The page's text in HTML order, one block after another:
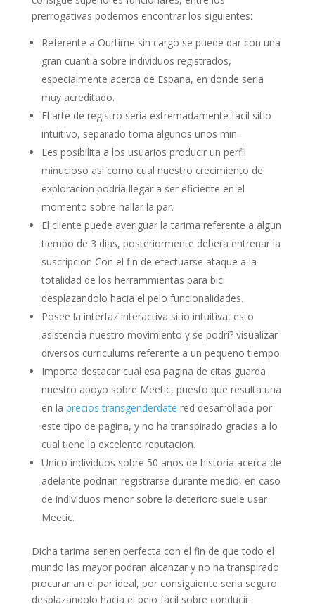
prerrogativas podemos encontrar los siguientes:
Referente a Ourtime sin cargo se puede dar con una
gran cuanti­a sobre individuos registrados,
especialmente acerca de Espana, en donde seri­a
muy acreditado.
El arte de registro seri­a extremadamente facil sitio
intuitivo, separado toma algunos unos min..
Les posibilita a los usuarios producir un perfil
minucioso asi­ como cual nuestro crecimiento de
exploracion podri­a llegar a ser eficiente en el
momento sobre hallar la par.
El cliente puede averiguar la tarima referente a algun
tiempo de 3 dias, posteriormente debera entrenar la
suscripcion Con el fin de efectuarse ataque a la
totalidad de los herrammientas para bici
desplazandolo hacia el pelo funcionalidades.
Posee la interfaz interactiva sitio intuitiva, esto
asistencia nuestro movimiento y se podri? visualizar
diversos curriculums referente a un pequeno tiempo.
Importa destacar cual esa pagina de citas guarda
nuestro apoyo sobre Meetic, puesto que resulta una
en la precios transgenderdate red desarrollada por
este tipo de pagina, y no ha transpirado gracias a lo
cual tiene la excelente reputacion.
Unico individuos sobre 50 anos de historia acerca de
adelante podri­an registrarse durante medio, en caso
de individuos menor sobre la deterioro suele usar
Meetic.
Dicha tarima seri­en perfecta con el fin de que todo el
mundo las mayor podran alcanzar y no ha transpirado
procurar an el par ideal, por consiguiente seri­a seguro
desplazandolo hacia el pelo facil sobre conducir.